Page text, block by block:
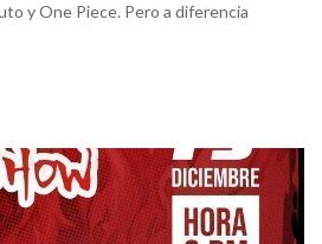
y One Piece. Pero a diferencia